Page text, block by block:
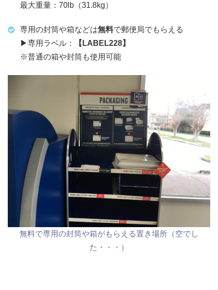
最大重量：70lb（31.8kg）
専用の封筒や箱などは無料で郵便局でもらえる
▶︎専用ラベル：
【LABEL228】
※普通の箱や封筒も使用可能
無料で専用の封筒や箱がもらえる置き場所（空でし
た・・・）